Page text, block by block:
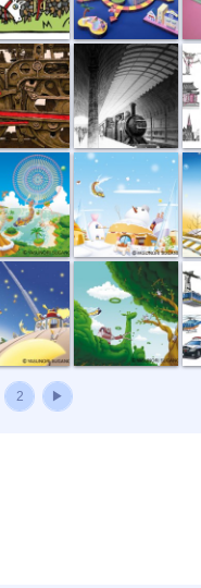
説「精... 駅、鉛筆画
惑星 甘い雪の惑星 銀
彩る惑星 緑の惑星 乗
2 ▶